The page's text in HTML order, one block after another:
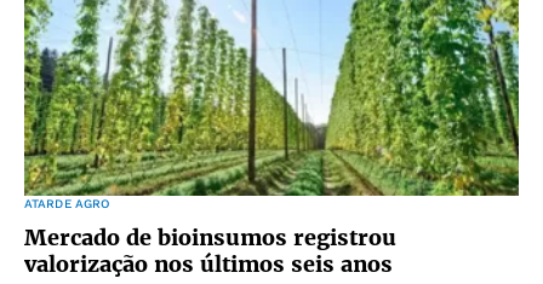
ATARDE AGRO
Mercado de bioinsumos registrou
valorização nos últimos seis anos